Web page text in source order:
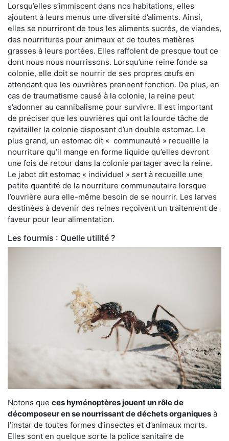
Lorsqu’elles s’immiscent dans nos habitations, elles
ajoutent à leurs menus une diversité d’aliments. Ainsi,
elles se nourriront de tous les aliments sucrés, de viandes,
des nourritures pour animaux et de toutes matières
grasses à leurs portées. Elles raffolent de presque tout ce
dont nous nous nourrissons. Lorsqu’une reine fonde sa
colonie, elle doit se nourrir de ses propres œufs en
attendant que les ouvrières prennent fonction. De plus, en
cas de traumatisme causé à la colonie, la reine peut
s’adonner au cannibalisme pour survivre. Il est important
de préciser que les ouvrières qui ont la lourde tâche de
ravitailler la colonie disposent d’un double estomac. Le
plus grand, un estomac dit « communauté » recueille la
nourriture qu’il mange en forme liquide qu’elles devront
une fois de retour dans la colonie partager avec la reine.
Le jabot dit estomac « individuel » sert à recueille une
petite quantité de la nourriture communautaire lorsque
l’ouvrière aura elle-même besoin de se nourrir. Les larves
destinées à devenir des reines reçoivent un traitement de
faveur pour leur alimentation.
Les fourmis : Quelle utilité ?
Notons que ces hyménoptères jouent un rôle de
décomposeur en se nourrissant de déchets organiques à
l’instar de toutes formes d’insectes et d’animaux morts.
Elles sont en quelque sorte la police sanitaire de